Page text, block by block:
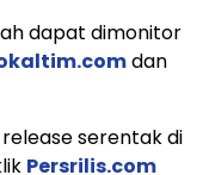
dapat dimonitor
dan
serentak di
Persrilis.com